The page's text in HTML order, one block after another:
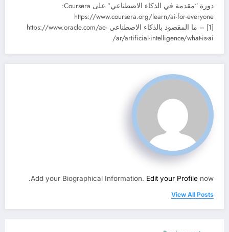
دورة “مقدمة في الذكاء الاصطناعي” على Coursera:
https://www.coursera.org/learn/ai-for-everyone
[1] – ما المقصود بالذكاء الاصطناعي https://www.oracle.com/ae-
ar/artificial-intelligence/what-is-ai/
Add your Biographical Information. Edit your Profile now.
View All Posts